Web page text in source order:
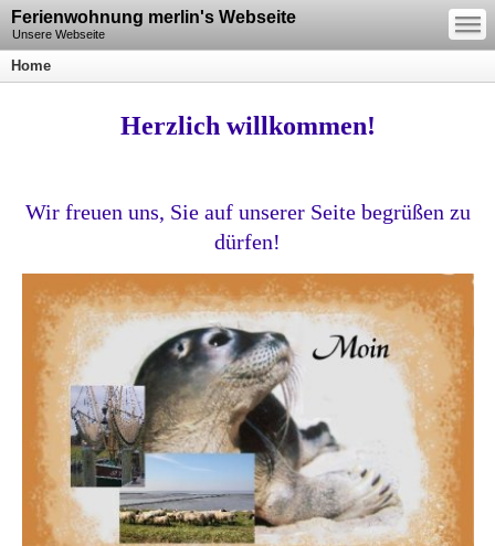
Ferienwohnung merlin's Webseite
Unsere Webseite
—
—
—
Home
Herzlich willkommen!
Wir freuen uns, Sie auf unserer Seite begrüßen zu
dürfen!